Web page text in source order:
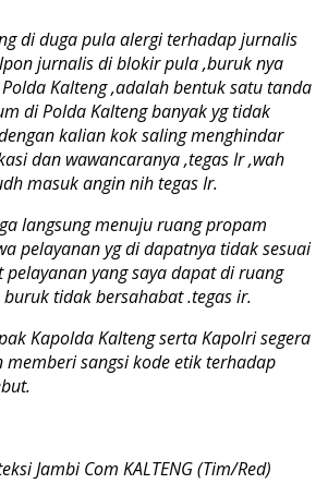
di duga pula alergi terhadap jurnalis
jurnalis di blokir pula ,buruk nya
Kalteng ,adalah bentuk satu tanda
di Polda Kalteng banyak yg tidak
kalian kok saling menghindar
dan wawancaranya ,tegas Ir ,wah
masuk angin nih tegas Ir.
langsung menuju ruang propam
pelayanan yg di dapatnya tidak sesuai
yang saya dapat di ruang
tidak bersahabat .tegas ir.
Kapolda Kalteng serta Kapolri segera
memberi sangsi kode etik terhadap
Jambi Com KALTENG (Tim/Red)